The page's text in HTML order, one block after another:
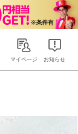
マイページ お知らせ